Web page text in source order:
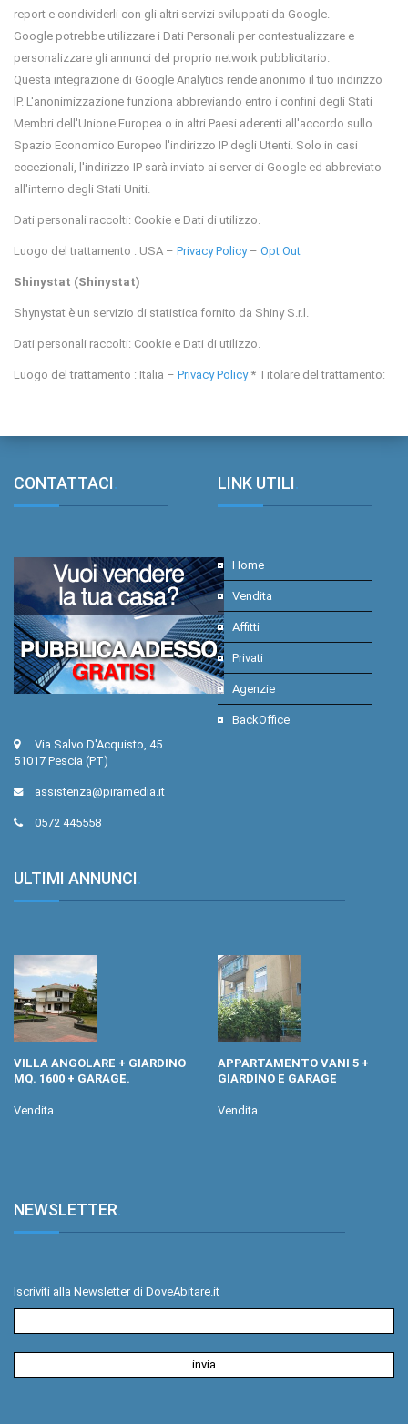
report e condividerli con gli altri servizi sviluppati da Google.
Google potrebbe utilizzare i Dati Personali per contestualizzare e
personalizzare gli annunci del proprio network pubblicitario.
Questa integrazione di Google Analytics rende anonimo il tuo indirizzo
IP. L'anonimizzazione funziona abbreviando entro i confini degli Stati
Membri dell'Unione Europea o in altri Paesi aderenti all'accordo sullo
Spazio Economico Europeo l'indirizzo IP degli Utenti. Solo in casi
eccezionali, l'indirizzo IP sarà inviato ai server di Google ed abbreviato
all'interno degli Stati Uniti.
Dati personali raccolti: Cookie e Dati di utilizzo.
Luogo del trattamento : USA – Privacy Policy– Opt Out
Shinystat (Shinystat)
Shynystat è un servizio di statistica fornito da Shiny S.r.l.
Dati personali raccolti: Cookie e Dati di utilizzo.
Luogo del trattamento : Italia – Privacy Policy* Titolare del trattamento:
CONTATTACI.
Via Salvo D'Acquisto, 45
51017 Pescia (PT)
assistenza@piramedia.it
0572 445558
LINK UTILI.
Home
Vendita
Affitti
Privati
Agenzie
BackOffice
ULTIMI ANNUNCI.
VILLA ANGOLARE + GIARDINO
MQ. 1600 + GARAGE.
Vendita
APPARTAMENTO VANI 5 +
GIARDINO E GARAGE
Vendita
NEWSLETTER.
Iscriviti alla Newsletter di DoveAbitare.it